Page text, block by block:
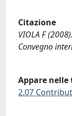
Citazione
VIOLA F
Convegno
Appare nelle
2.07